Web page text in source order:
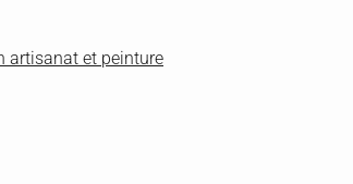
artisanat et peinture